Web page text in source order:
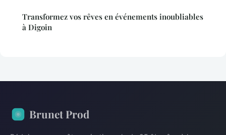
Transformez vos rêves en événements inoubliables
à Digoin
Brunet Prod